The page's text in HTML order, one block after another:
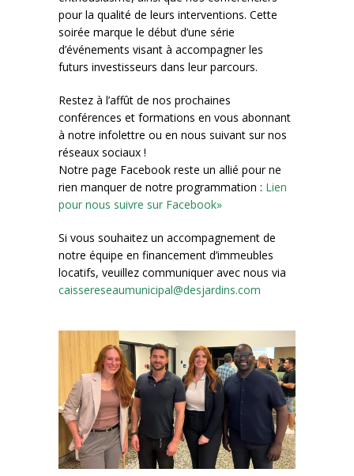
pour la qualité de leurs interventions. Cette
soirée marque le début d’une série
d’événements visant à accompagner les
futurs investisseurs dans leur parcours.
Restez à l’affût de nos prochaines
conférences et formations en vous abonnant
à notre infolettre ou en nous suivant sur nos
réseaux sociaux !
Notre page Facebook reste un allié pour ne
rien manquer de notre programmation : Lien
pour nous suivre sur Facebook»
Si vous souhaitez un accompagnement de
notre équipe en financement d’immeubles
locatifs, veuillez communiquer avec nous via
caissereseaumunicipal@desjardins.com